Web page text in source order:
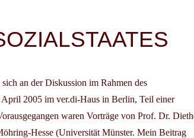
an der Diskussion im Rahmen des
April 2005 im ver.di-Haus in Berlin, Teil einer
waren Vorträge von Prof. Dr.
Hesse (Universität Münster. Mein Beitrag